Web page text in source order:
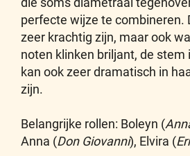
perfecte wijze te combineren.
zeer krachtig zijn, maar ook
noten klinken briljant, de stem
kan ook zeer dramatisch in
zijn.
Belangrijke rollen: Boleyn (
Anna (Don Giovanni), Elvira (